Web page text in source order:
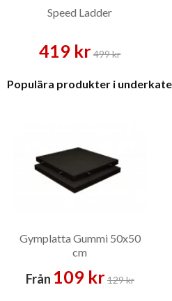
Speed Ladder
419 kr 499 kr
Populära produkter i
Gymplatta Gummi 50x50
cm
Från 109 kr129 kr